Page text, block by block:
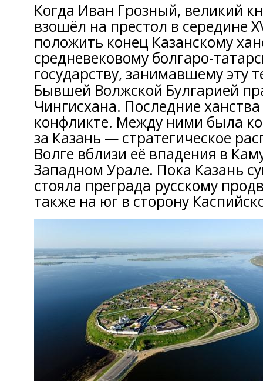
Когда Иван Грозный, великий
взошёл на престол в середине
положить конец Казанскому
средневековому болгаро-
государству, занимавшему эту
Бывшей Волжской Булгарией
Чингисхана. Последние
конфликте. Между ними была
за Казань — стратегическое
Волге вблизи её впадения в
Западном Урале. Пока Казань
стояла преграда русскому
также на юг в сторону